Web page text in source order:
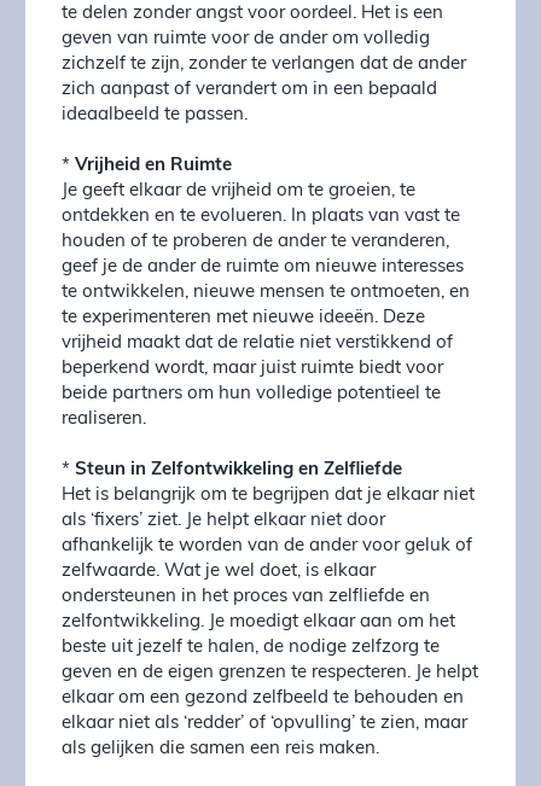
te delen zonder angst voor oordeel. Het is een
geven van ruimte voor de ander om volledig
zichzelf te zijn, zonder te verlangen dat de ander
zich aanpast of verandert om in een bepaald
ideaalbeeld te passen.
* Vrijheid en Ruimte
Je geeft elkaar de vrijheid om te groeien, te
ontdekken en te evolueren. In plaats van vast te
houden of te proberen de ander te veranderen,
geef je de ander de ruimte om nieuwe interesses
te ontwikkelen, nieuwe mensen te ontmoeten, en
te experimenteren met nieuwe ideeën. Deze
vrijheid maakt dat de relatie niet verstikkend of
beperkend wordt, maar juist ruimte biedt voor
beide partners om hun volledige potentieel te
realiseren.
* Steun in Zelfontwikkeling en Zelfliefde
Het is belangrijk om te begrijpen dat je elkaar niet
als ‘fixers’ ziet. Je helpt elkaar niet door
afhankelijk te worden van de ander voor geluk of
zelfwaarde. Wat je wel doet, is elkaar
ondersteunen in het proces van zelfliefde en
zelfontwikkeling. Je moedigt elkaar aan om het
beste uit jezelf te halen, de nodige zelfzorg te
geven en de eigen grenzen te respecteren. Je helpt
elkaar om een gezond zelfbeeld te behouden en
elkaar niet als ‘redder’ of ‘opvulling’ te zien, maar
als gelijken die samen een reis maken.